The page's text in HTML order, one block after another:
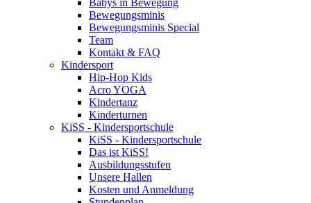
Babys in Bewegung
Bewegungsminis
Bewegungsminis Special
Team
Kontakt & FAQ
Kindersport
Hip-Hop Kids
Acro YOGA
Kindertanz
Kinderturnen
KiSS - Kindersportschule
KiSS - Kindersportschule
Das ist KiSS!
Ausbildungsstufen
Unsere Hallen
Kosten und Anmeldung